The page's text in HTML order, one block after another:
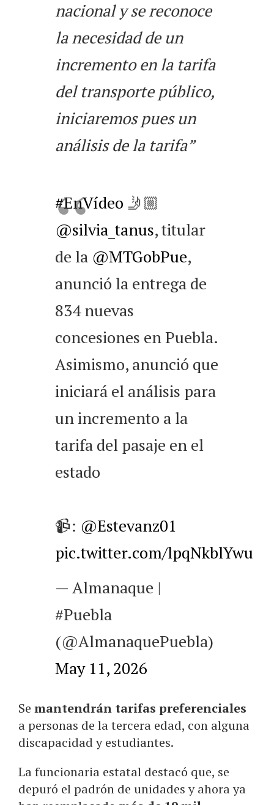
nacional y se reconoce
la necesidad de un
incremento en la tarifa
del transporte público,
iniciaremos pues un
análisis de la tarifa”
#EnVídeo 🤳🏼
@silvia_tanus, titular
de la @MTGobPue,
anunció la entrega de
834 nuevas
concesiones en Puebla.
Asimismo, anunció que
iniciará el análisis para
un incremento a la
tarifa del pasaje en el
estado
📹: @Estevanz01
pic.twitter.com/lpqNkblYwu
— Almanaque |
#Puebla
(@AlmanaquePuebla)
May 11, 2026
Se mantendrán tarifas preferenciales
a personas de la tercera edad, con alguna
discapacidad y estudiantes.
La funcionaria estatal destacó que, se
depuró el padrón de unidades y ahora ya